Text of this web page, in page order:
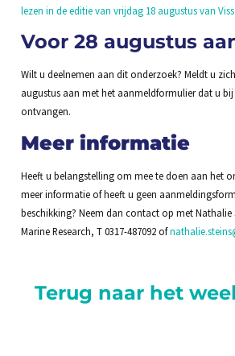
lezen in de editie van vrijdag 18 augustus van
Voor 28 augustus
Wilt u deelnemen aan dit onderzoek? Meldt u
augustus aan met het aanmeldformulier dat u bij
ontvangen.
Meer informatie
Heeft u belangstelling om mee te doen aan het
meer informatie of heeft u geen
beschikking? Neem dan contact op met Nathalie
Marine Research, T 0317-487092 of
Terug naar het